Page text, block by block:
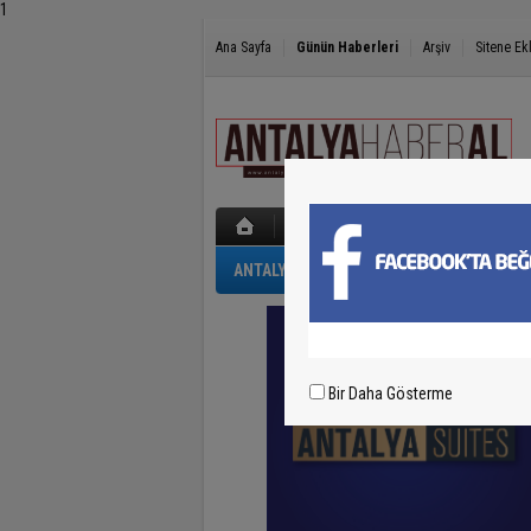
1
Ana Sayfa Günün Haberleri Arşiv Sitene
ANTALYA GÜNCEL POLİS-ADLİYE
Bir Daha Gösterme